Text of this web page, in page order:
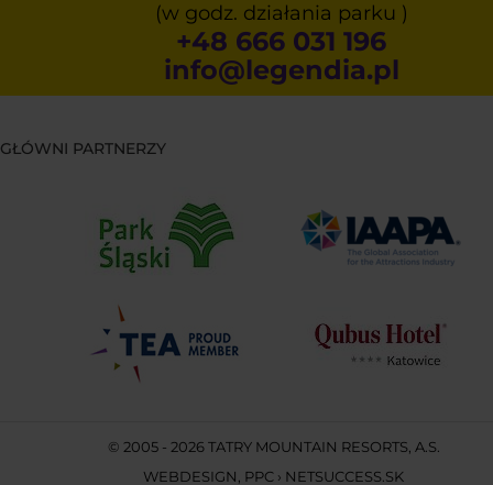
(w godz. działania parku )
+48 666 031 196
info@legendia.pl
GŁÓWNI PARTNERZY
© 2005 - 2026 TATRY MOUNTAIN RESORTS, A.S.
WEBDESIGN PPC › NETSUCCESS.SK